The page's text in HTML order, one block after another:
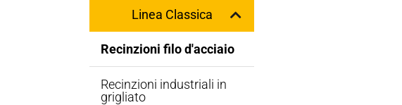
Linea Classica
Recinzioni filo d'acciaio
Recinzioni industriali in
grigliato